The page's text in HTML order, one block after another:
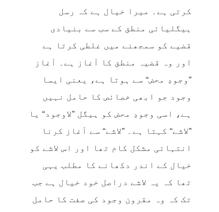
کرتی ہے۔ میرا خیال ہے کہ رسل
ہیگلیائی منطق کے سب سے بنیادی
قضیے کو سمجھنے میں غلطی کرتا ہے
اور وہ قضیہ منطق کا آغاز ہے۔ آغاز
”وجودِ محض“ سے ہوتا ہے، یعنی ایسا
وجود جو ابھی خصائص کا حامل نہیں
ہے، اسی وجودِ محض کو ہیگل ”لاوجود“ یا
”لاشے“ کہتا ہے۔ ”لاشے“ سے آغاز کرنا
انتہائی مشکل کام تھا اور اس لاشے کو
خیال کے اندر دکھانے کا مطلب یہی
تھا کہ یہ لاشے دراصل خود خیال ہے جب
تک کہ وہ مقرون وجود کی صفت کا حامل